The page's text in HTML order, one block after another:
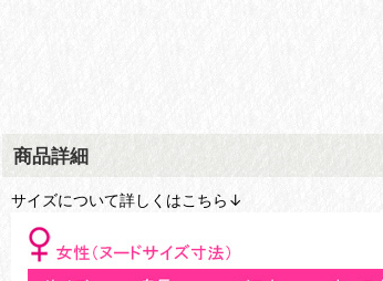
商品詳細
サイズについて詳しくはこちら↓